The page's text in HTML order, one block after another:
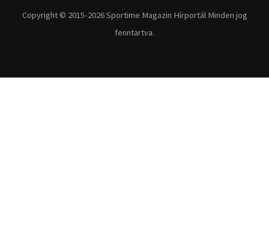
Copyright © 2015-2026 Sportime Magazin Hírportál Minden jog
fenntartva.